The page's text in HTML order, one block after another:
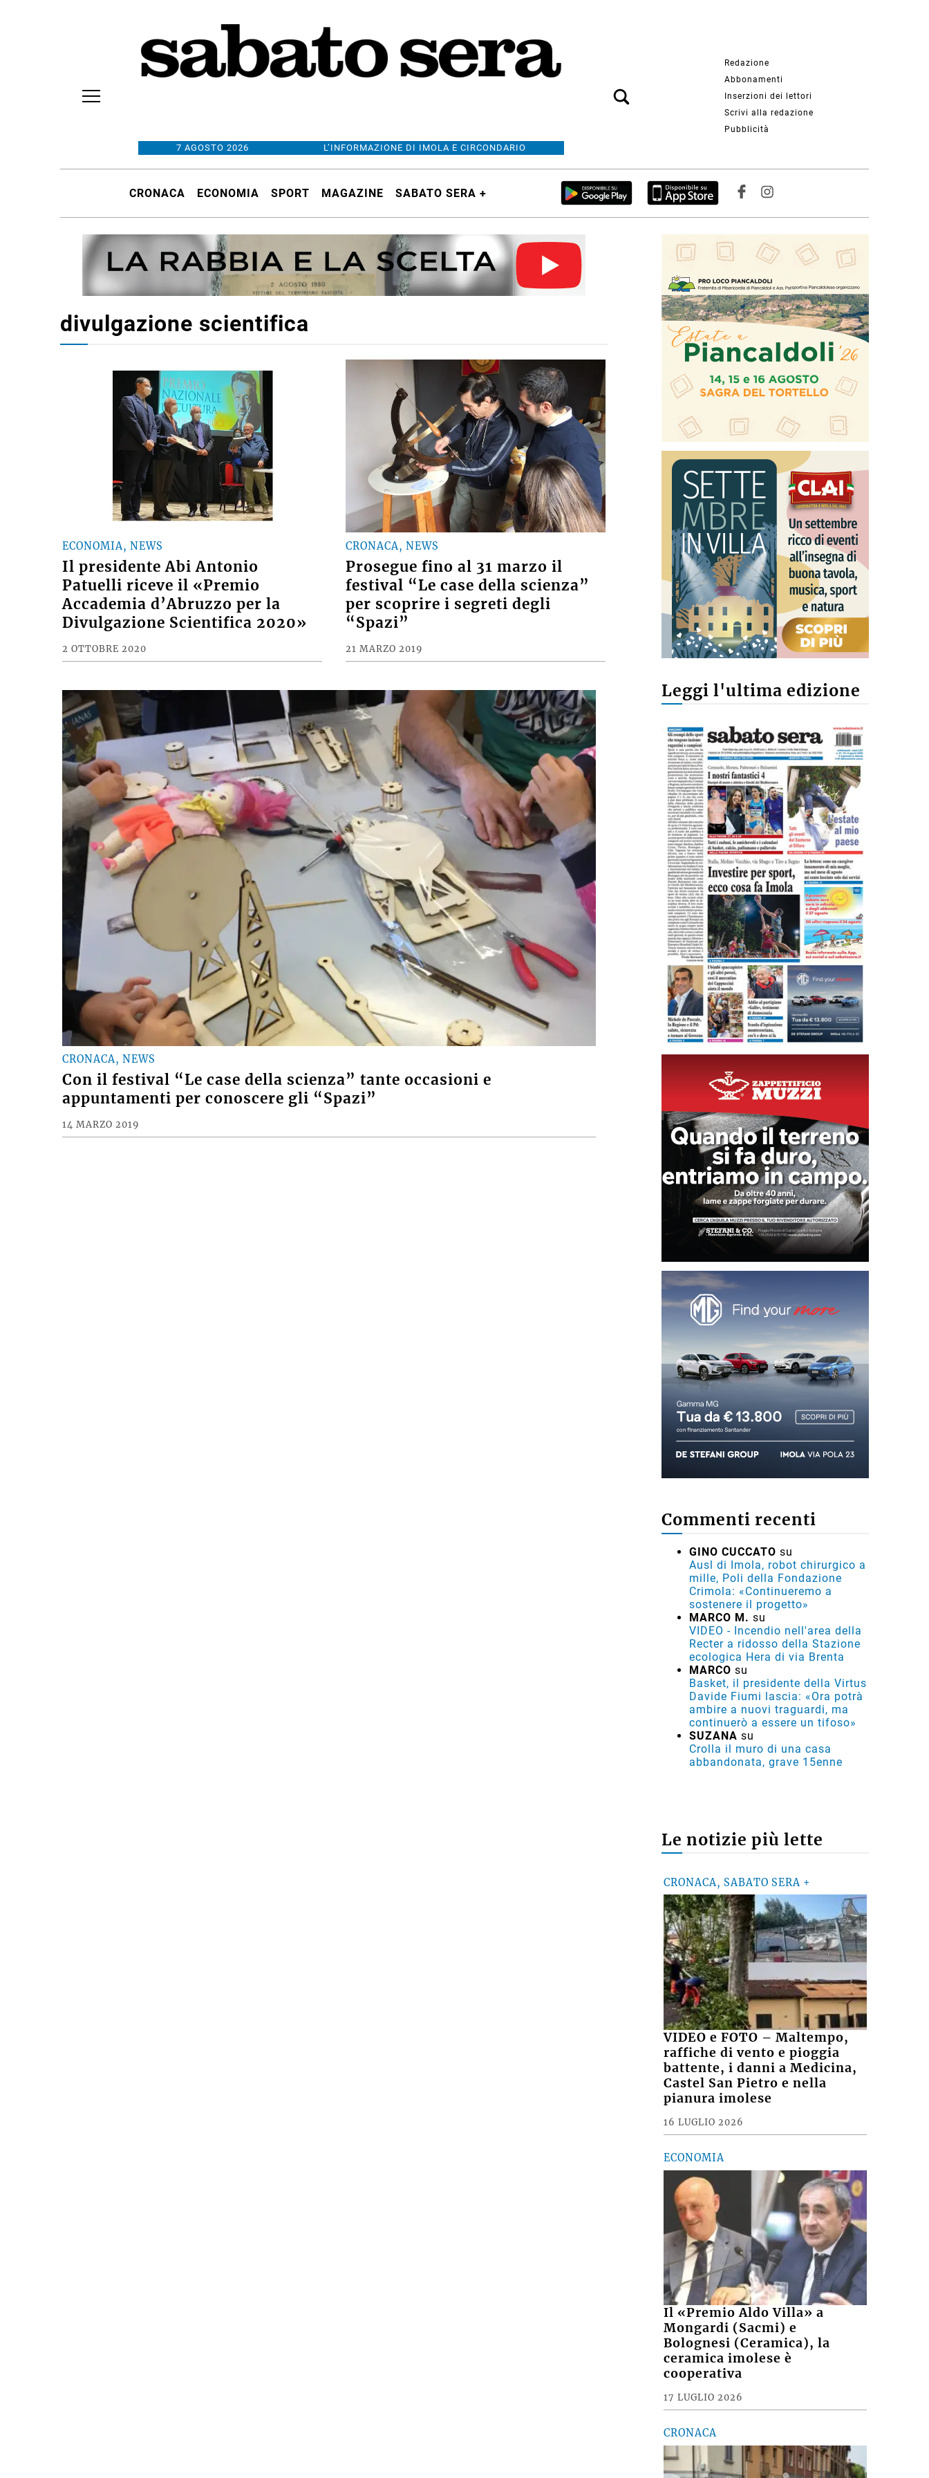
7 AGOSTO 2026 L’INFORMAZIONE DI IMOLA E CIRCONDARIO
Redazione
Abbonamenti
Inserzioni dei lettori
Scrivi alla redazione
Pubblicità
CRONACA ECONOMIA SPORT MAGAZINE SABATO SERA +
divulgazione scientifica
ECONOMIA, NEWS
Il presidente Abi Antonio
Patuelli riceve il «Premio
Accademia d’Abruzzo per la
Divulgazione Scientifica 2020»
2 OTTOBRE 2020
CRONACA, NEWS
Prosegue fino al 31 marzo il
festival “Le case della scienza”
per scoprire i segreti degli
“Spazi”
21 MARZO 2019
CRONACA, NEWS
Con il festival “Le case della scienza” tante occasioni e
appuntamenti per conoscere gli “Spazi”
14 MARZO 2019
Leggi l'ultima edizione
Commenti recenti
GINO CUCCATO su
Ausl di Imola, robot chirurgico a
mille, Poli della Fondazione
Crimola: «Continueremo a
sostenere il progetto»
MARCO M. su
VIDEO - Incendio nell'area della
Recter a ridosso della Stazione
ecologica Hera di via Brenta
MARCO su
Basket, il presidente della Virtus
Davide Fiumi lascia: «Ora potrà
ambire a nuovi traguardi, ma
continuerò a essere un tifoso»
SUZANA su
Crolla il muro di una casa
abbandonata, grave 15enne
Le notizie più lette
CRONACA, SABATO SERA +
VIDEO e FOTO – Maltempo,
raffiche di vento e pioggia
battente, i danni a Medicina,
Castel San Pietro e nella
pianura imolese
16 LUGLIO 2026
ECONOMIA
Il «Premio Aldo Villa» a
Mongardi (Sacmi) e
Bolognesi (Ceramica), la
ceramica imolese è
cooperativa
17 LUGLIO 2026
CRONACA